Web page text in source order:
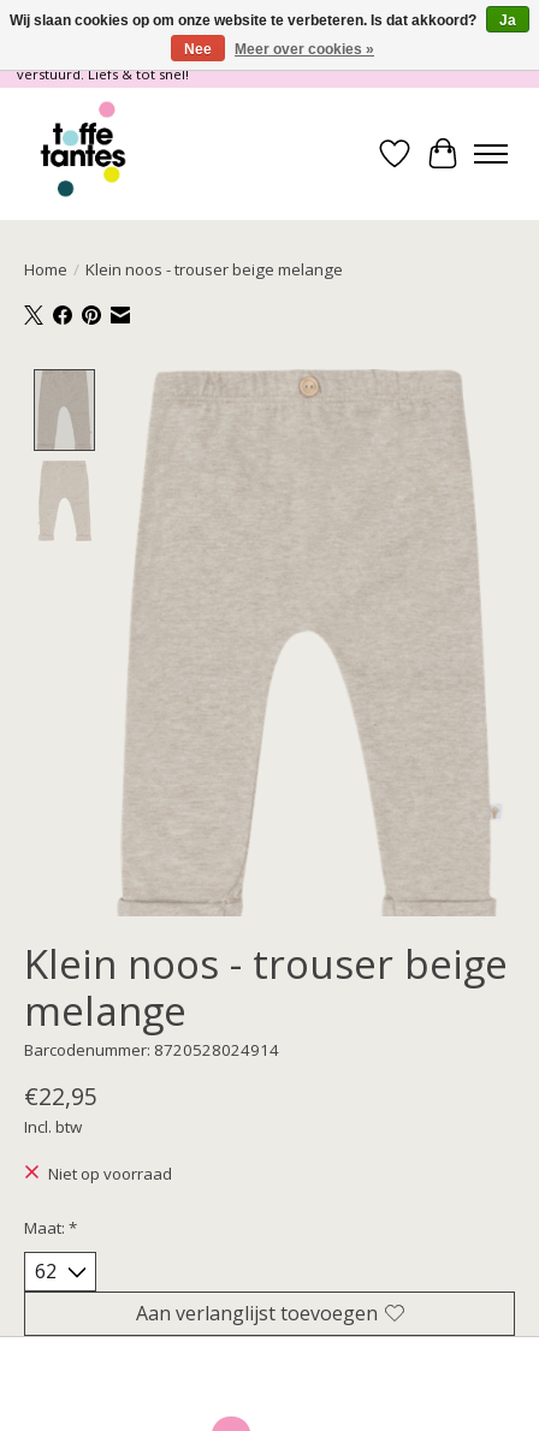
Wij gaan op vakantie! vanaf 4 juli t/m 21 juli worden er geen pakketjes
verstuurd. Liefs & tot snel!
Verlanglijst
Home / Klein noos - trouser beige melange
Product image slideshow Items
Klein noos - trouser beige
melange
Barcodenummer: 8720528024914
€22,95
Incl. btw
Niet op voorraad
Maat: *
Aan verlanglijst toevoegen
Wij slaan cookies op om onze website te verbeteren. Is dat akkoord?
Ja
Nee
Meer over cookies »